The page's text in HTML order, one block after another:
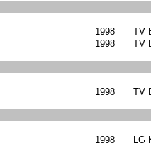
1998
TV
1998 TV
1998 TV
1998
LG